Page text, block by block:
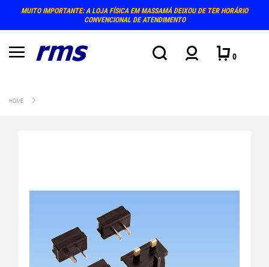
MUITO IMPORTANTE: A LOJA FÍSICA EM MASSAMÁ DEIXOU DE TER HORÁRIO
CONVENCIONAL DE ATENDIMENTO
0
HOME